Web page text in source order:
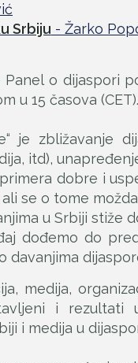
Srbiju - Žarko
o dijaspori
u 15 časova (CET).
je zbližavanje
itd),
dobre i
se o tome
u Srbiji stiže
dođemo do
medija,
i rezultati
i medija u